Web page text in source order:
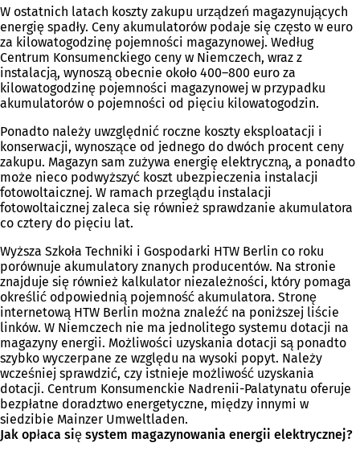
W ostatnich latach koszty zakupu urządzeń magazynujących
energię spadły. Ceny akumulatorów podaje się często w euro
za kilowatogodzinę pojemności magazynowej. Według
Centrum Konsumenckiego ceny w Niemczech, wraz z
instalacją, wynoszą obecnie około 400–800 euro za
kilowatogodzinę pojemności magazynowej w przypadku
akumulatorów o pojemności od pięciu kilowatogodzin.
Ponadto należy uwzględnić roczne koszty eksploatacji i
konserwacji, wynoszące od jednego do dwóch procent ceny
zakupu. Magazyn sam zużywa energię elektryczną, a ponadto
może nieco podwyższyć koszt ubezpieczenia instalacji
fotowoltaicznej. W ramach przeglądu instalacji
fotowoltaicznej zaleca się również sprawdzanie akumulatora
co cztery do pięciu lat.
Wyższa Szkoła Techniki i Gospodarki HTW Berlin co roku
porównuje akumulatory znanych producentów. Na stronie
znajduje się również kalkulator niezależności, który pomaga
określić odpowiednią pojemność akumulatora. Stronę
internetową HTW Berlin można znaleźć na poniższej liście
linków. W Niemczech nie ma jednolitego systemu dotacji na
magazyny energii. Możliwości uzyskania dotacji są ponadto
szybko wyczerpane ze względu na wysoki popyt. Należy
wcześniej sprawdzić, czy istnieje możliwość uzyskania
dotacji. Centrum Konsumenckie Nadrenii-Palatynatu oferuje
bezpłatne doradztwo energetyczne, między innymi w
siedzibie Mainzer Umweltladen.
Jak opłaca się system magazynowania energii elektrycznej?